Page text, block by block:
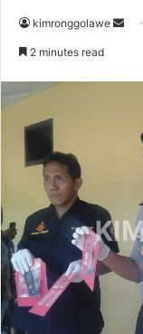
kimronggolawe
i
l
2 minutes read